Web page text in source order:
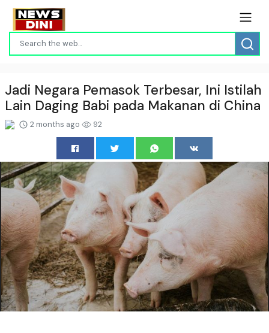
Jadi Negara Pemasok Terbesar, Ini Istilah
Lain Daging Babi pada Makanan di China
2 months ago 92